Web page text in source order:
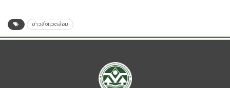
ข่าวสิ่งแวดล้อม